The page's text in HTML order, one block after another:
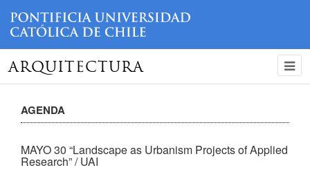
ARQUITECTURA
AGENDA
MAYO 30 “Landscape as Urbanism Projects of Applied
Research” / UAI